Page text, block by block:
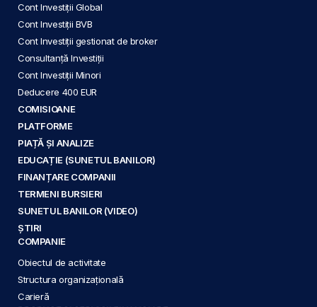
Cont Investiții Global
Cont Investiții BVB
Cont Investiții gestionat de broker
Consultanță Investiții
Cont Investiții Minori
Deducere 400 EUR
COMISIOANE
PLATFORME
PIAȚĂ ȘI ANALIZE
EDUCAȚIE (SUNETUL BANILOR)
FINANȚARE COMPANII
TERMENI BURSIERI
SUNETUL BANILOR (VIDEO)
ȘTIRI
COMPANIE
Obiectul de activitate
Structura organizațională
Carieră